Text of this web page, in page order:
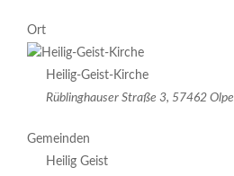
Ort
Heilig-Geist-Kirche
Rüblinghauser Straße 3, 57462 Olpe
Gemeinden
Heilig Geist